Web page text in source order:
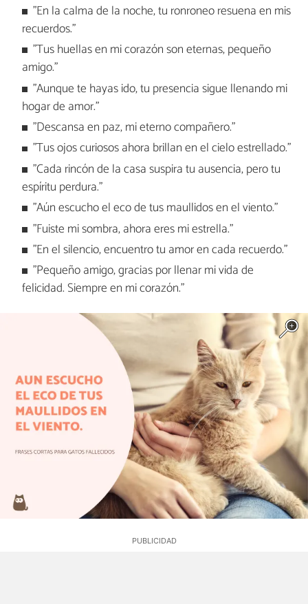
"En la calma de la noche, tu ronroneo resuena en mis
recuerdos."
"Tus huellas en mi corazón son eternas, pequeño
amigo."
"Aunque te hayas ido, tu presencia sigue llenando mi
hogar de amor."
"Descansa en paz, mi eterno compañero."
"Tus ojos curiosos ahora brillan en el cielo estrellado."
"Cada rincón de la casa suspira tu ausencia, pero tu
espíritu perdura."
"Aún escucho el eco de tus maullidos en el viento."
"Fuiste mi sombra, ahora eres mi estrella."
"En el silencio, encuentro tu amor en cada recuerdo."
"Pequeño amigo, gracias por llenar mi vida de
felicidad. Siempre en mi corazón."